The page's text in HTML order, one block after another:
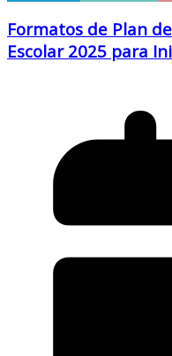
Formatos de Plan
Escolar 2025 para